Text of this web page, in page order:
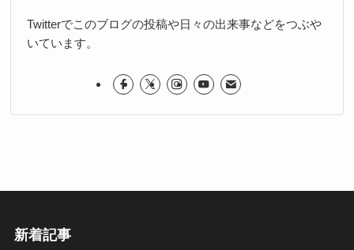
Twitterでこのブログの投稿や日々の出来事などをつぶや
いています。
新着記事